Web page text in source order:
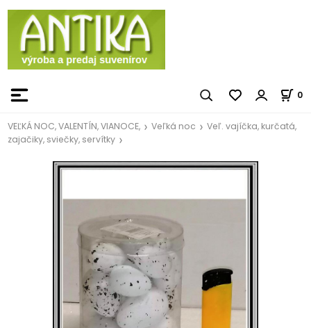
0
VEĽKÁ NOC, VALENTÍN, VIANOCE, Veľká noc
Veľ. vajíčka, kurčatá,
zajačiky, sviečky, servítky